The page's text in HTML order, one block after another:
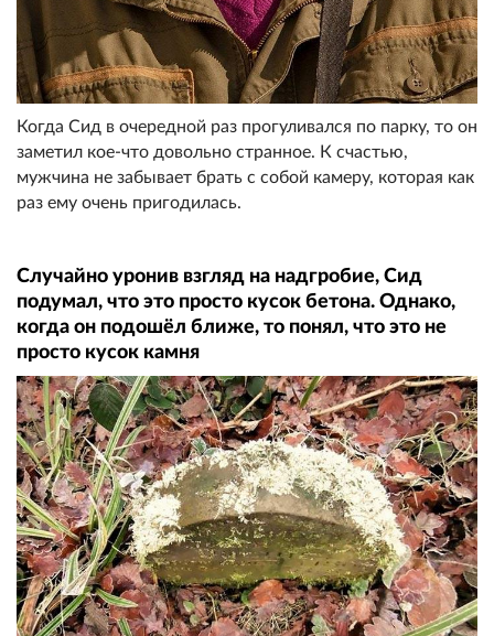
Когда Сид в очередной раз прогуливался по парку, то он
заметил кое-что довольно странное. К счастью,
мужчина не забывает брать с собой камеру, которая как
раз ему очень пригодилась.
Случайно уронив взгляд на надгробие, Сид
подумал, что это просто кусок бетона. Однако,
когда он подошёл ближе, то понял, что это не
просто кусок камня